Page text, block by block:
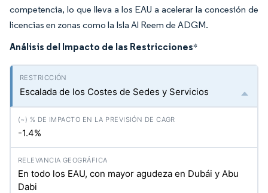
competencia, lo que lleva a los EAU a acelerar la concesión de
licencias en zonas como la Isla Al Reem de ADGM.
Análisis del Impacto de las Restricciones*
Escalada de los Costes de Sedes y Servicios
-1.4%
En todo los EAU, con mayor agudeza en Dubái y Abu
Dabi